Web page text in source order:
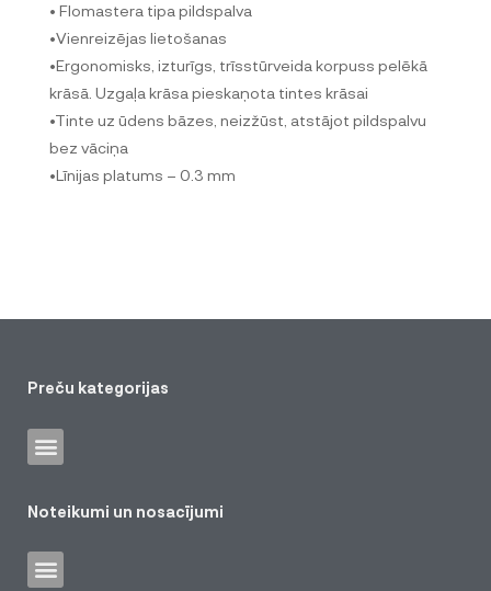
• Flomastera tipa pildspalva
•Vienreizējas lietošanas
•Ergonomisks, izturīgs, trīsstūrveida korpuss pelēkā
krāsā. Uzgaļa krāsa pieskaņota tintes krāsai
•Tinte uz ūdens bāzes, neizžūst, atstājot pildspalvu
bez vāciņa
•Līnijas platums – 0.3 mm
Preču kategorijas
Noteikumi un nosacījumi